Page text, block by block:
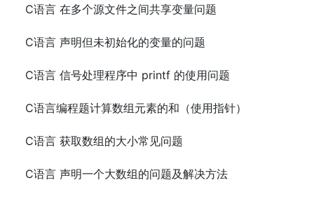
C语言 在多个源文件之间共享变量问题
C语言 声明但未初始化的变量的问题
C语言 信号处理程序中 printf 的使用问题
C语言编程题计算数组元素的和（使用指针）
C语言 获取数组的大小常见问题
C语言 声明一个大数组的问题及解决方法